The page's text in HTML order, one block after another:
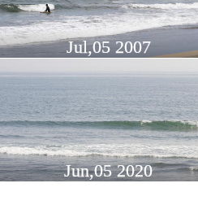
Jul,05 2007
Jun,05 2020